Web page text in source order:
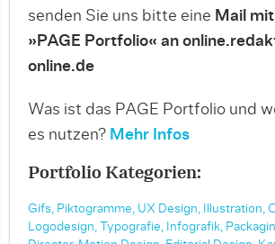
senden Sie uns bitte eine Mail
»PAGE Portfolio« an
online.de
Was ist das PAGE Portfolio und
es nutzen? Mehr Infos
Portfolio Kategorien:
Gifs, Piktogramme, UX Design, Illustration,
Logodesign,
Typografie, Infografik,